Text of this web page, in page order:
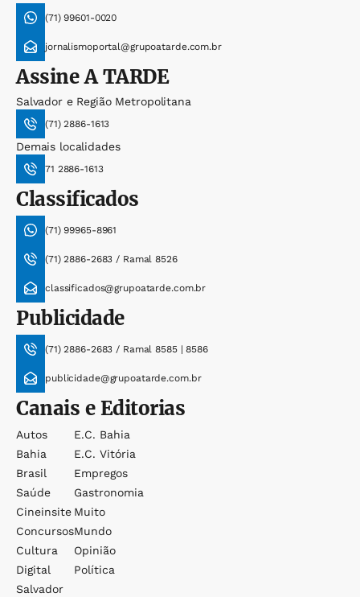
(71) 99601-0020
jornalismoportal@grupoatarde.com.br
AssineA TARDE
Salvador e Região Metropolitana
(71) 2886-1613
Demais localidades
71 2886-1613
Classificados
(71) 99965-8961
(71) 2886-2683 / Ramal 8526
classificados@grupoatarde.com.br
Publicidade
(71) 2886-2683 / Ramal 8585 | 8586
publicidade@grupoatarde.com.br
Canais e Editorias
Autos
Bahia
Brasil
Saúde
Cineinsite
Concursos
Cultura
Digital
Salvador
E.c. Bahia
E.c. Vitória
Empregos
Gastronomia
Muito
Mundo
Opinião
Política